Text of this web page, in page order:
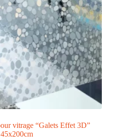
vitrage “Galets Effet 3D”